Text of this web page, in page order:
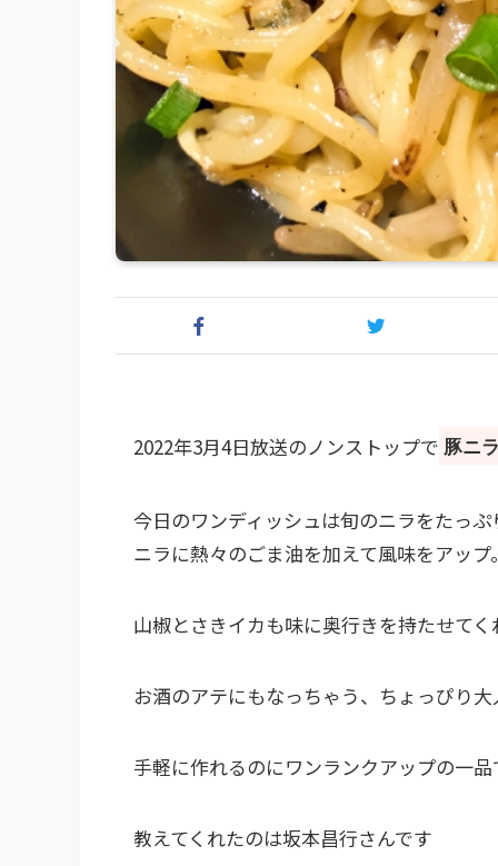
2022年3月4日放送のノンストップで 豚ニ
今日のワンディッシュは旬のニラをたっ
ニラに熱々のごま油を加えて風味をアップ
山椒とさきイカも味に奥行きを持たせてく
お酒のアテにもなっちゃう、ちょっぴり
手軽に作れるのにワンランクアップの一
教えてくれたのは坂本昌行さんです